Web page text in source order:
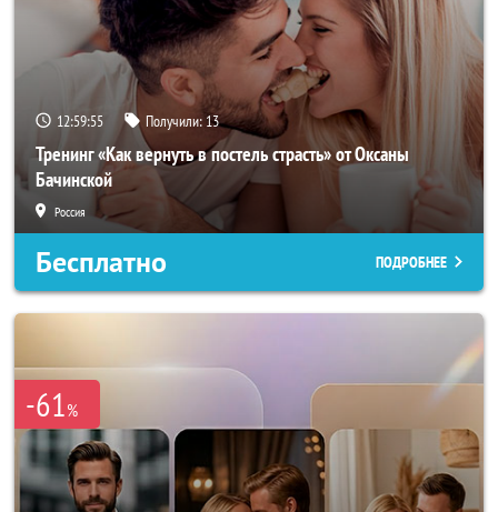
12:59:52 Получили: 13
Тренинг «Как вернуть в постель страсть» от Оксаны
Бачинской
Россия
Бесплатно ПОДРОБНЕЕ
-61%